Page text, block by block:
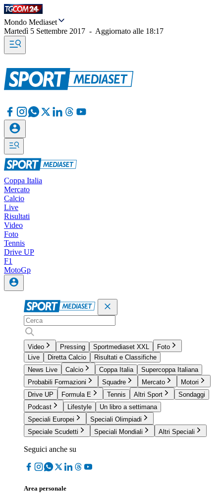
Mondo Mediaset
Martedì 5 Settembre 2017 - Aggiornato alle 18:17
Coppa Italia
Mercato
Calcio
Live
Risultati
Video
Foto
Tennis
Drive UP
F1
MotoGp
Video Pressing Sportmediaset XXL
Foto
Live
Diretta Calcio
Risultati e Classifiche
News Live
Calcio Coppa Italia
Supercoppa Italiana
Probabili Formazioni
Squadre Mercato
Motori
Drive UP
Formula E Tennis Altri Sport
Sondaggi
Podcast
Lifestyle
Un libro a settimana
Speciali Europei
Speciali Olimpiadi
Speciale Scudetti
Speciali Mondiali Altri Speciali
Seguici anche su
Area personale